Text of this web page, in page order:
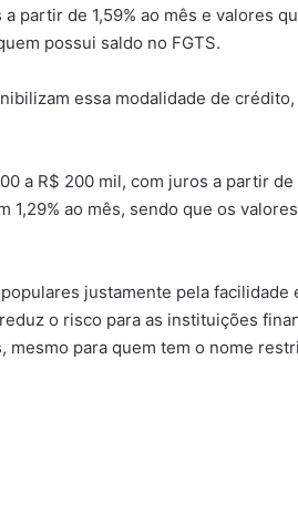
partir de 1,59% ao mês e valores
possui saldo no FGTS.
essa modalidade de
a R$ 200 mil, com juros a partir de
1,29% ao mês, sendo que os
justamente pela facilidade
o risco para as instituições
mesmo para quem tem o nome